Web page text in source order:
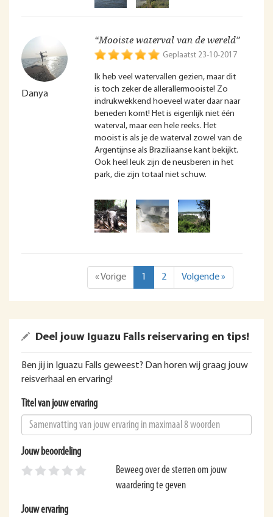
Danya
“Mooiste waterval van de wereld”
Geplaatst 23-10-2017
Ik heb veel watervallen gezien, maar dit
is toch zeker de allerallermooiste! Zo
indrukwekkend hoeveel water daar naar
beneden komt! Het is eigenlijk niet één
waterval, maar een hele reeks. Het
mooist is als je de waterval zowel van de
Argentijnse als Braziliaanse kant bekijkt.
Ook heel leuk zijn de neusberen in het
park, die zijn totaal niet schuw.
« Vorige 1 2 Volgende »
Deel jouw Iguazu Falls reiservaring en tips!
Ben jij in Iguazu Falls geweest? Dan horen wij graag jouw
reisverhaal en ervaring!
Titel van jouw ervaring
Jouw beoordeling
Beweeg over de sterren om jouw
waardering te geven
Jouw ervaring